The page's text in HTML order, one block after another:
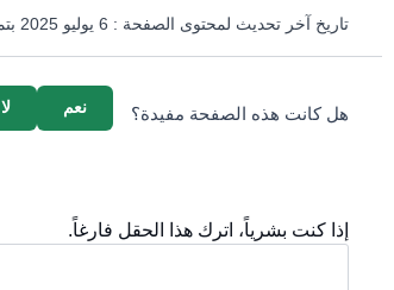
تاريخ آخر تحديث لمحتوى الصفحة : 6 يوليو 2025 بتمام الساعة 11:50 مساءً
هل كانت هذه الصفحة مفيدة؟ لا نعم
إذا كنت بشرياً، اترك هذا الحقل فارغاً.